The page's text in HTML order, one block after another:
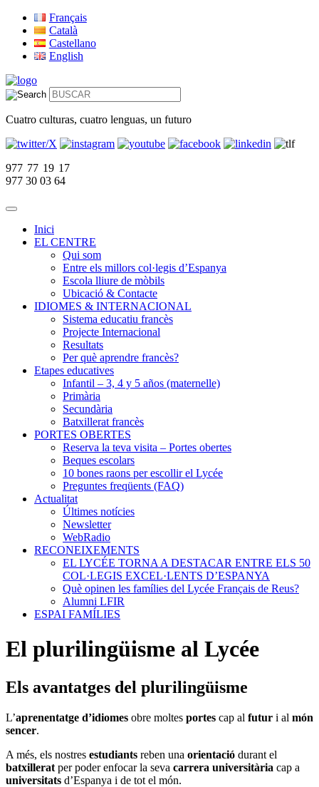
Français
Català
Castellano
English
Cuatro culturas, cuatro lenguas, un futuro
977 77 19 17
977 30 03 64
Inici
EL CENTRE
Qui som
Entre els millors col·legis d’Espanya
Escola lliure de mòbils
Ubicació & Contacte
IDIOMES & INTERNACIONAL
Sistema educatiu francès
Projecte Internacional
Resultats
Per què aprendre francès?
Etapes educatives
Infantil – 3, 4 y 5 años (maternelle)
Primària
Secundària
Batxillerat francès
PORTES OBERTES
Reserva la teva visita – Portes obertes
Beques escolars
10 bones raons per escollir el Lycée
Preguntes freqüents (FAQ)
Actualitat
Últimes notícies
Newsletter
WebRadio
RECONEIXEMENTS
EL LYCÉE TORNA A DESTACAR ENTRE ELS 50
COL·LEGIS EXCEL·LENTS D’ESPANYA
Què opinen les famílies del Lycée Français de Reus?
Alumni LFIR
ESPAI FAMÍLIES
El plurilingüisme al Lycée
Els avantatges del plurilingüisme
L’aprenentatge d’idiomes obre moltes portes cap al futur i al món
sencer.
A més, els nostres estudiants reben una orientació durant el
batxillerat per poder enfocar la seva carrera universitària cap a
universitats d’Espanya i de tot el món.